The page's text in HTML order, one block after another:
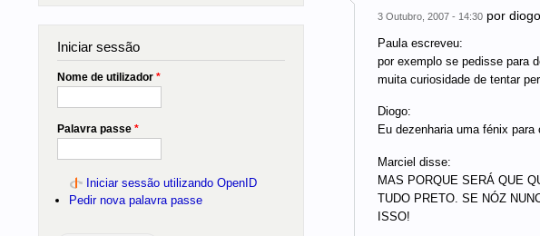
3 Outubro, 2007 - 14:30por diogo
Paula escreveu:
por exemplo se pedisse para
muita curiosidade de tentar
Diogo:
Eu dezenharia uma fénix
Marciel disse:
MAS PORQUE SERÁ QUE
TUDO PRETO. SE NÓZ
ISSO!
Iniciar sessão
Nome de utilizador *
Palavra passe *
Iniciar sessão utilizando OpenID
Pedir nova palavra passe